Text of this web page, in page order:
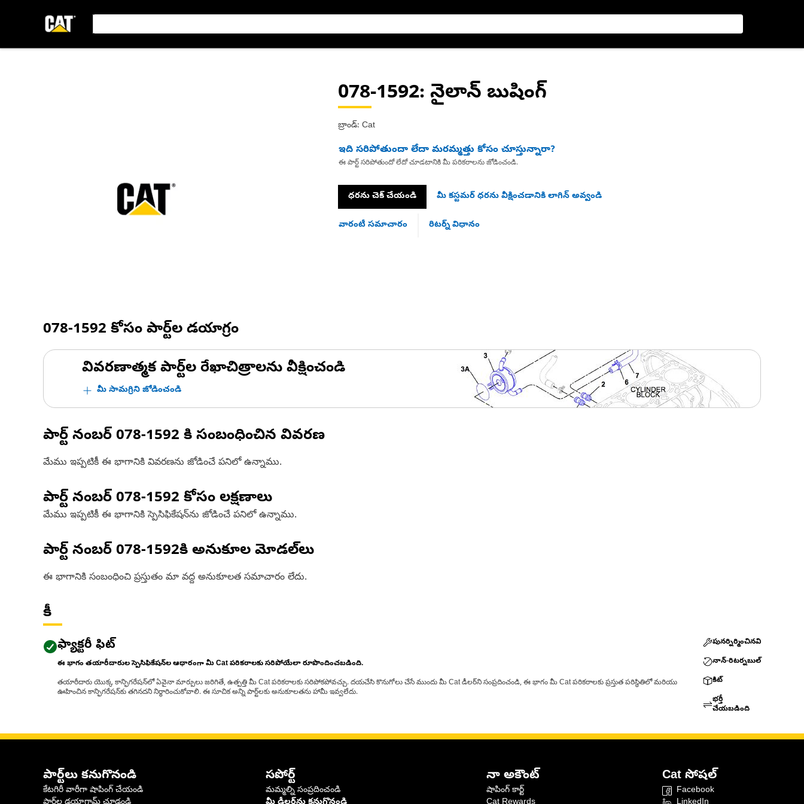
078-1592: నైలాన్ బుషింగ్
బ్రాండ్: Cat
ఇది సరిపోతుందా లేదా మరమ్మత్తు కోసం చూస్తున్నారా?
ఈ పార్ట్ సరిపోతుందో లేదో చూడటానికి మీ పరికరాలను జోడించండి.
ధరను చెక్ చేయండి మీ కస్టమర్ ధరను వీక్షించడానికి లాగిన్ అవ్వండి
వారంటీ సమాచారం రిటర్న్ విధానం
078-1592 కోసం పార్ట్‌ల డయాగ్రం
వివరణాత్మక పార్ట్‌ల రేఖాచిత్రాలను వీక్షించండి
మీ సామగ్రిని జోడించండి
పార్ట్ నంబర్ 078-1592 కి సంబంధించిన వివరణ
మేము ఇప్పటికీ ఈ భాగానికి వివరణను జోడించే పనిలో ఉన్నాము.
పార్ట్ నంబర్ 078-1592 కోసం లక్షణాలు
మేము ఇప్పటికీ ఈ భాగానికి స్పెసిఫికేషన్‌ను జోడించే పనిలో ఉన్నాము.
పార్ట్ నంబర్ 078-1592కి అనుకూల మోడల్‌లు
ఈ భాగానికి సంబంధించి ప్రస్తుతం మా వద్ద అనుకూలత సమాచారం లేదు.
కీ
ఫ్యాక్టరీ ఫిట్
ఈ భాగం తయారీదారుల స్పెసిఫికేషన్‌ల ఆధారంగా మీ Cat పరికరాలకు సరిపోయేలా రూపొందించబడింది.
తయారీదారు యొక్క కాన్ఫిగరేషన్‌లో ఏవైనా మార్పులు జరిగితే, ఉత్పత్తి మీ Cat పరికరాలకు సరిపోకపోవచ్చు. దయచేసి కొనుగోలు చేసే ముందు మీ Cat డీలర్‌ని సంప్రదించండి, ఈ భాగం మీ Cat పరికరాలకు ప్రస్తుత పరిస్థితిలో మరియు
ఊహించిన కాన్ఫిగరేషన్‌కు తగినదని నిర్ధారించుకోవాలి. ఈ సూచిక అన్ని పార్ట్‌లకు అనుకూలతను హామీ ఇవ్వలేదు.
పునర్నిర్మించినవి
నాన్-రిటర్నబుల్
కిట్
భర్తీ
చేయబడింది
పార్ట్‌లు కనుగొనండి
కేటగిరీ వారీగా షాపింగ్ చేయండి
సపోర్ట్
మమ్మల్ని సంప్రదించండి
నా అకౌంట్
షాపింగ్ కార్ట్
Cat సోషల్
Facebook